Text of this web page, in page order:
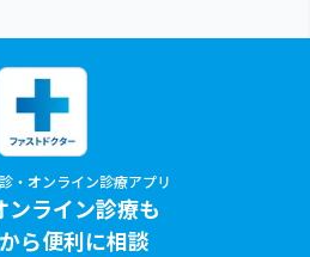
・オンライン診療アプリ
ンライン診療も
ら便利に相談